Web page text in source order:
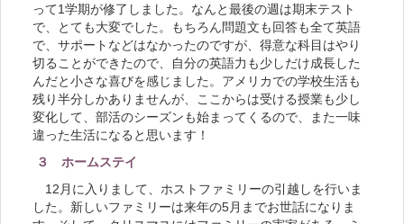
って1学期が修了しました。なんと最後の週は期末テスト
で、とても大変でした。もちろん問題文も回答も全て英語
で、サポートなどはなかったのですが、得意な科目はやり
切ることができたので、自分の英語力も少しだけ成長した
んだと小さな喜びを感じました。アメリカでの学校生活も
残り半分しかありませんが、ここからは受ける授業も少し
変化して、部活のシーズンも始まってくるので、また一味
違った生活になると思います！
３ ホームステイ
12月に入りまして、ホストファミリーの引越しを行いま
した。新しいファミリーは来年の5月までお世話になりま